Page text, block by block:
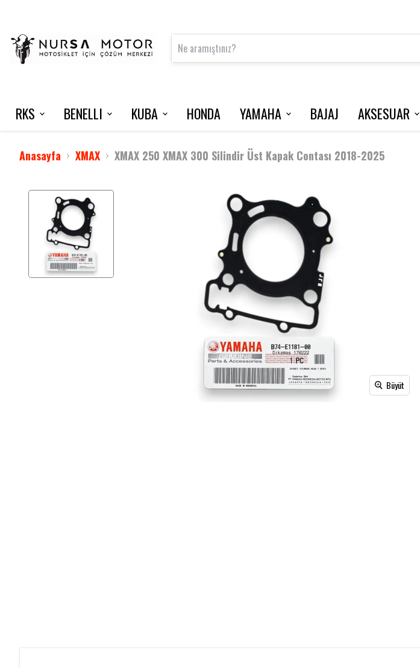
RKS
FRECCIA 150 VRS 125 VELOCE 150
M502 N
BLADE 350
BENELLI KUBA
VN50 PRO BLUEBERRY
HONDA YAMAHA
NMAX 125 / 2015-2020
BAJAJ AKSESUAR
INTERCOM
Anasayfa XMAX XMAX 250 XMAX 300 Silindir Üst Kapak Contası 2018-2025
Büyüt